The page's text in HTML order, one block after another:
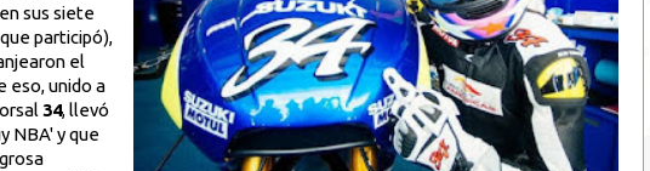
sus siete
participó),
el
eso, unido a
34, llevó
NBA' y que